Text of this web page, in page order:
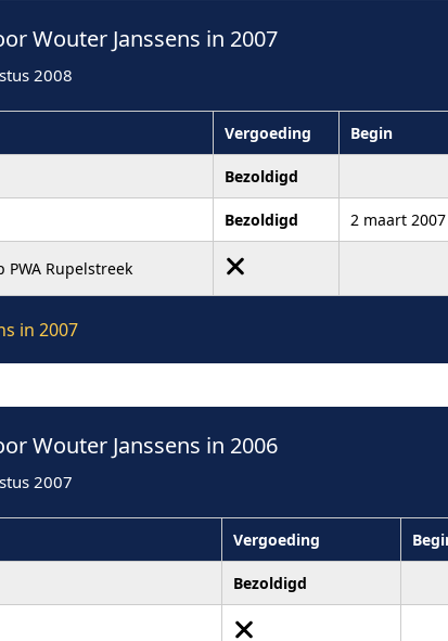
Wouter Janssens in 2007
2008
Vergoeding Begin
Bezoldigd
Bezoldigd 2 maart 2007
Rupelstreek
in 2007
Wouter Janssens in 2006
2007
Vergoeding
Bezoldigd